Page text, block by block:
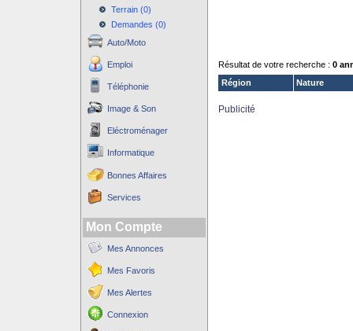
Terrain (0)
Demandes (0)
Auto/Moto
Emploi
Téléphonie
Image & Son
Eléctroménager
Informatique
Bonnes Affaires
Services
Mon Compte
Mes Annonces
Mes Favoris
Mes Alertes
Connexion
Résultat de votre recherche : 0
Région
Nature
Publicité